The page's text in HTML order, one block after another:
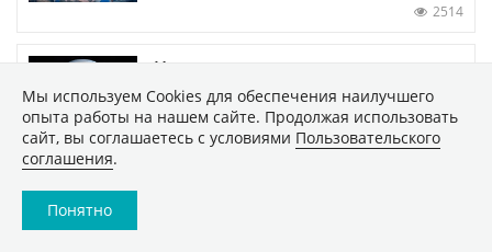
2514
Новое исследование показало,
что Земля постепенно заселяет
Венеру жизнью
36507
Мы используем Сookies для обеспечения наилучшего
опыта работы на нашем сайте. Продолжая использовать
сайт, вы соглашаетесь с условиями Пользовательского
соглашения.
Понятно